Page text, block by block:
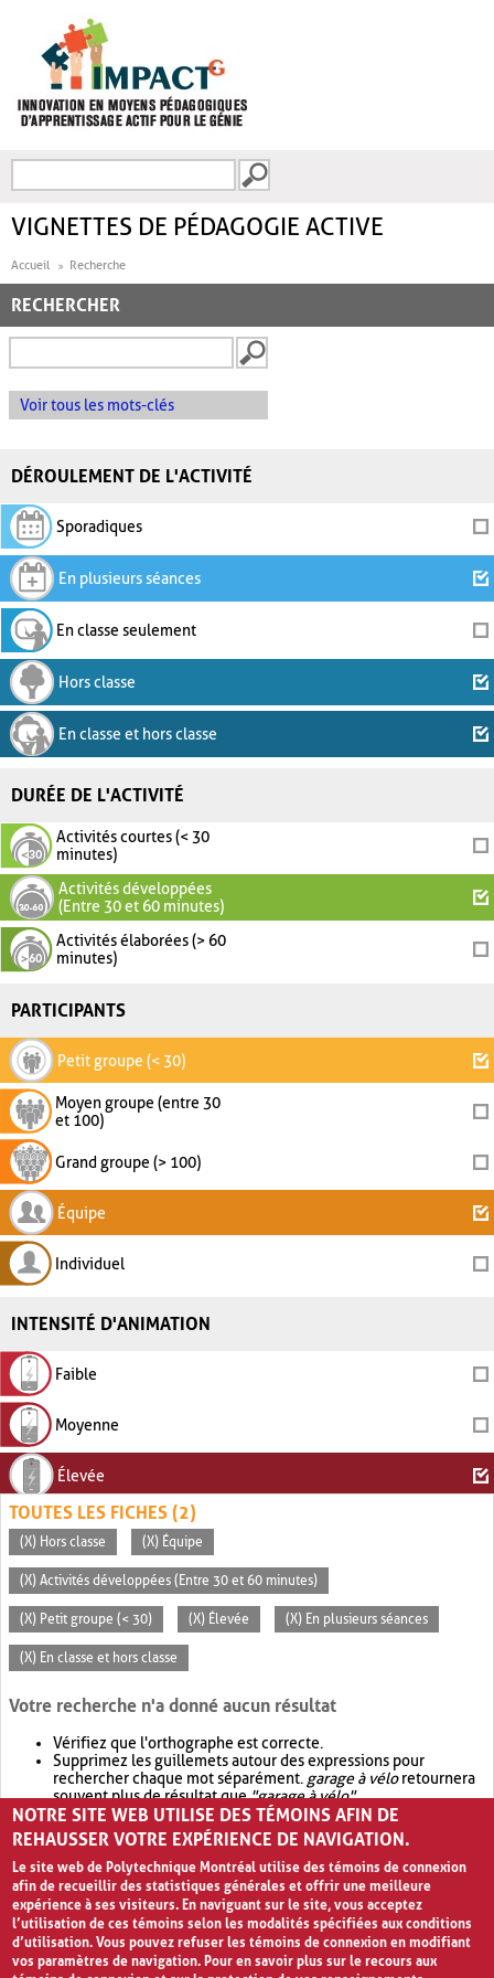
FORMULAIRE DE
VIGNETTES DE PÉDAGOGIE ACTIVE
Accueil Recherche
RECHERCHER
Voir tous les mots-clés
DÉROULEMENT DE L'ACTIVITÉ
Sporadiques
En plusieurs séances
En classe seulement
Hors classe
En classe et hors classe
DURÉE DE L'ACTIVITÉ
Activités courtes (< 30
minutes)
Activités développées
(Entre 30 et 60 minutes)
Activités élaborées (> 60
minutes)
PARTICIPANTS
Petit groupe (< 30)
Moyen groupe (entre 30
et 100)
Grand groupe (> 100)
Équipe
Individuel
INTENSITÉ D'ANIMATION
Faible
Moyenne
Élevée
TOUTES LES FICHES (2)
(X) Hors classe (X) Équipe
(X) Activités développées (Entre 30 et 60 minutes)
(X) Petit groupe (< 30) (X) Élevée (X) En plusieurs séances
(X) En classe et hors classe
Votre recherche n'a donné aucun résultat
Vérifiez que l'orthographe est correcte.
Supprimez les guillemets autour des expressions pour
rechercher chaque mot séparément. garage à véloretournera
souvent plus de résultat que"garage à vélo".
Envisagez d'élargir votre recherche avec OR.garage OR vélo
retournera souvent plus de résultat quegarage à vélo
NOTRE SITE WEB UTILISE DES TÉMOINS AFIN DE
REHAUSSER VOTRE EXPÉRIENCE DE NAVIGATION.
Le site web de Polytechnique Montréal utilise des témoins de connexion
afin de recueillir des statistiques générales et offrir une meilleure
expérience à ses visiteurs. En naviguant sur le site, vous acceptez
l’utilisation de ces témoins selon les modalités spécifiées aux conditions
d’utilisation. Vous pouvez refuser les témoins de connexion en modifiant
vos paramètres de navigation. Pour en savoir plus sur le recours aux